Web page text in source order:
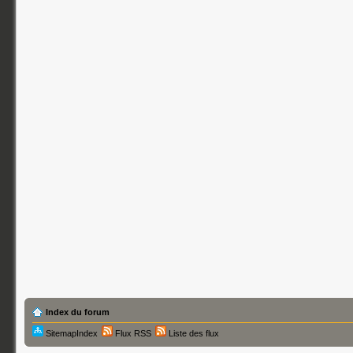
Index du forum
SitemapIndex Flux RSS Liste des flux